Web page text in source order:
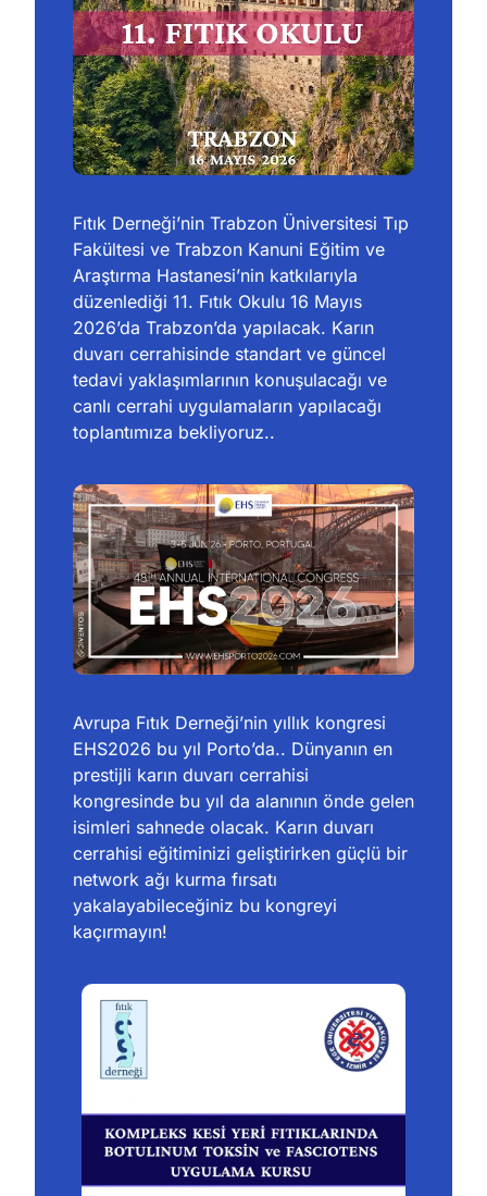
Fıtık Derneği’nin Trabzon Üniversitesi Tıp
Fakültesi ve Trabzon Kanuni Eğitim ve
Araştırma Hastanesi’nin katkılarıyla
düzenlediği 11. Fıtık Okulu 16 Mayıs
2026’da Trabzon’da yapılacak. Karın
duvarı cerrahisinde standart ve güncel
tedavi yaklaşımlarının konuşulacağı ve
canlı cerrahi uygulamaların yapılacağı
toplantımıza bekliyoruz..
Avrupa Fıtık Derneği’nin yıllık kongresi
EHS2026 bu yıl Porto’da.. Dünyanın en
prestijli karın duvarı cerrahisi
kongresinde bu yıl da alanının önde gelen
isimleri sahnede olacak. Karın duvarı
cerrahisi eğitiminizi geliştirirken güçlü bir
network ağı kurma fırsatı
yakalayabileceğiniz bu kongreyi
kaçırmayın!